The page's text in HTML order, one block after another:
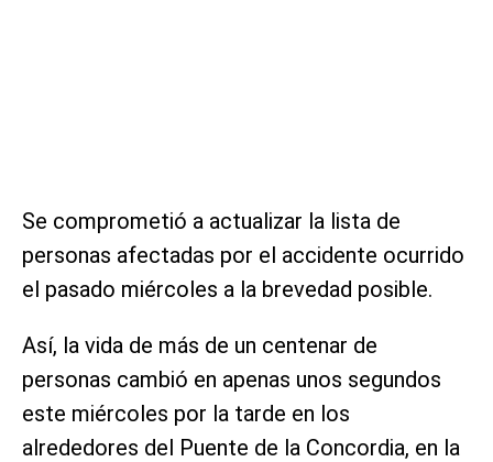
Se comprometió a actualizar la lista de
personas afectadas por el accidente ocurrido
el pasado miércoles a la brevedad posible.
Así, la vida de más de un centenar de
personas cambió en apenas unos segundos
este miércoles por la tarde en los
alrededores del Puente de la Concordia, en la